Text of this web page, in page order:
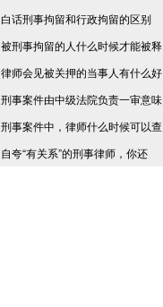
白话刑事拘留和行政拘留的区别
被刑事拘留的人什么时候才能被释
律师会见被关押的当事人有什么好
刑事案件由中级法院负责一审意味
刑事案件中，律师什么时候可以查
自夸“有关系”的刑事律师，你还